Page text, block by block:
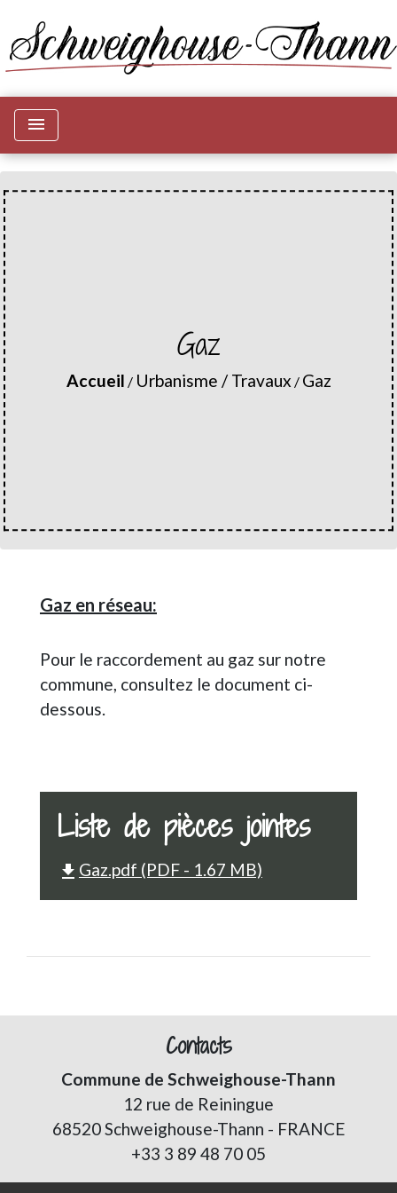
menu
Gaz
Accueil / Urbanisme / Travaux / Gaz
Gaz en réseau:
Pour le raccordement au gaz sur notre
commune, consultez le document ci-
dessous.
Liste de pièces jointes
file_download Gaz.pdf (PDF - 1.67 MB)
Contacts
Commune de Schweighouse-Thann
12 rue de Reiningue
68520 Schweighouse-Thann - FRANCE
+33 3 89 48 70 05